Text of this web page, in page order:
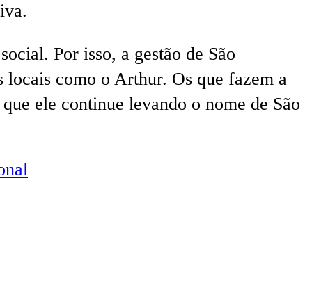
Por isso, a gestão de São
como o Arthur. Os que fazem a
ele continue levando o nome de São